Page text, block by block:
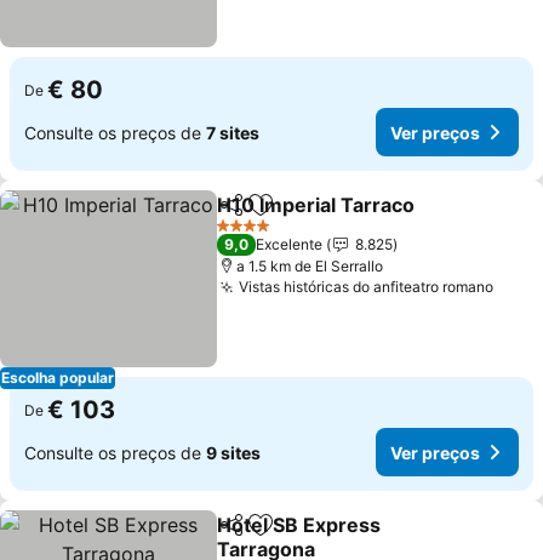
De € 80
Consulte os preços de 7 sites Ver preços
Escolha popular
PartilharAdicionar aos favoritos
H10 Imperial Tarraco
4 Estrelas
9,0 Excelente
8.825
a 1.5 km de El Serrallo
Vistas históricas do anfiteatro romanoVer
De € 103
Consulte os preços de 9 sites Ver preços
PartilharAdicionar aos favoritos
Hotel SB Express
Tarragona